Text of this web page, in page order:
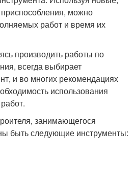
можно
работ и время их
производить работы по
всегда выбирает
и во многих рекомендациях
использования
занимающегося
быть следующие инструменты: